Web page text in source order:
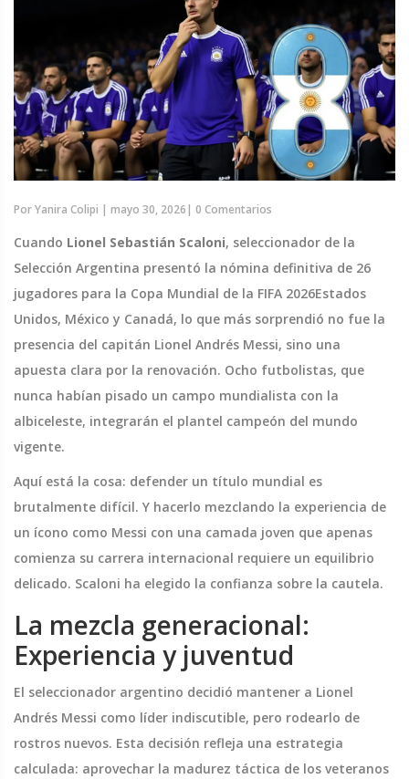
PorYanira Colipi | mayo 30, 2026| 0 Comentarios
Cuando Lionel Sebastián Scaloni, seleccionador de la
Selección Argentina presentó la nómina definitiva de 26
jugadores para la Copa Mundial de la FIFA 2026Estados
Unidos, México y Canadá, lo que más sorprendió no fue la
presencia del capitán Lionel Andrés Messi, sino una
apuesta clara por la renovación. Ocho futbolistas, que
nunca habían pisado un campo mundialista con la
albiceleste, integrarán el plantel campeón del mundo
vigente.
Aquí está la cosa: defender un título mundial es
brutalmente difícil. Y hacerlo mezclando la experiencia de
un ícono como Messi con una camada joven que apenas
comienza su carrera internacional requiere un equilibrio
delicado. Scaloni ha elegido la confianza sobre la cautela.
La mezcla generacional:
Experiencia y juventud
El seleccionador argentino decidió mantener a Lionel
Andrés Messi como líder indiscutible, pero rodearlo de
rostros nuevos. Esta decisión refleja una estrategia
calculada: aprovechar la madurez táctica de los veteranos